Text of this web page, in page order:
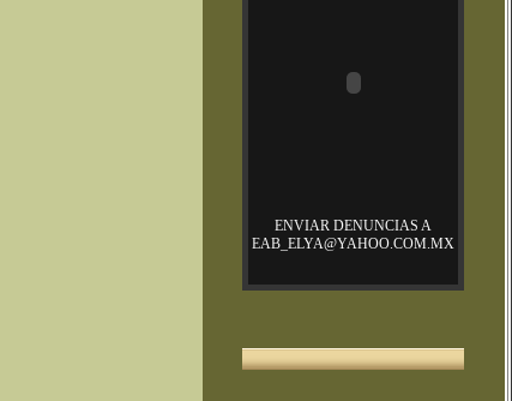
ENVIAR DENUNCIAS A
EAB_ELYA@YAHOO.COM.MX